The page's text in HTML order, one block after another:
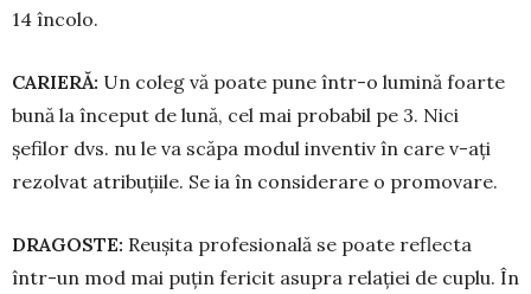
14 încolo.
CARIERĂ: Un coleg vă poate pune într-o lumină foarte
bună la început de lună, cel mai probabil pe 3. Nici
șefilor dvs. nu le va scăpa modul inventiv în care v-ați
rezolvat atribuțiile. Se ia în considerare o promovare.
DRAGOSTE: Reușita profesională se poate reflecta
într-un mod mai puțin fericit asupra relației de cuplu. În